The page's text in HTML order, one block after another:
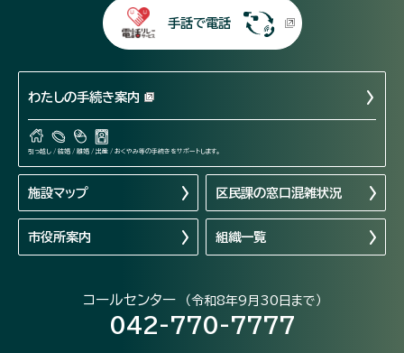
手話で電話
わたしの手続き案内
引っ越し / 結婚 / 離婚 / 出産 / おくやみ等の手続きをサポートします。
施設マップ 区民課の窓口混雑状況
市役所案内 組織一覧
コールセンター （令和8年9月30日まで）
042-770-7777